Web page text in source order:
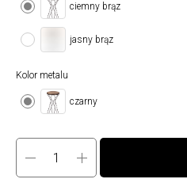
ciemny brąz
jasny brąz
Kolor metalu
czarny